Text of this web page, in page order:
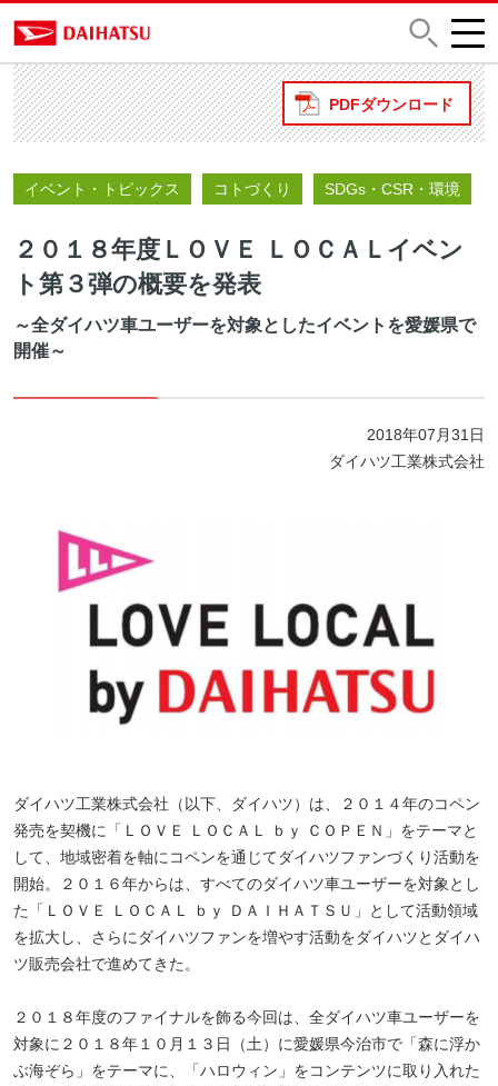
PDFダウンロード
イベント・トピックス コトづくり SDGs・CSR・環境
２０１８年度ＬＯＶＥ ＬＯＣＡＬイベン
ト第３弾の概要を発表
～全ダイハツ車ユーザーを対象としたイベントを愛媛県で
開催～
2018年07月31日
ダイハツ工業株式会社
ダイハツ工業株式会社（以下、ダイハツ）は、２０１４年のコペン
発売を契機に「ＬＯＶＥ ＬＯＣＡＬ ｂｙ ＣＯＰＥＮ」をテーマと
して、地域密着を軸にコペンを通じてダイハツファンづくり活動を
開始。２０１６年からは、すべてのダイハツ車ユーザーを対象とし
た「ＬＯＶＥ ＬＯＣＡＬ ｂｙ ＤＡＩＨＡＴＳＵ」として活動領域
を拡大し、さらにダイハツファンを増やす活動をダイハツとダイハ
ツ販売会社で進めてきた。
２０１８年度のファイナルを飾る今回は、全ダイハツ車ユーザーを
対象に２０１８年１０月１３日（土）に愛媛県今治市で「森に浮か
ぶ海ぞら」をテーマに、「ハロウィン」をコンテンツに取り入れた